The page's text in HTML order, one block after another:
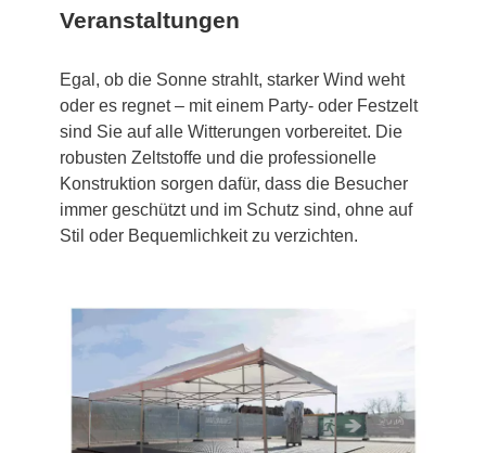
Veranstaltungen
Egal, ob die Sonne strahlt, starker Wind weht
oder es regnet – mit einem Party- oder Festzelt
sind Sie auf alle Witterungen vorbereitet. Die
robusten Zeltstoffe und die professionelle
Konstruktion sorgen dafür, dass die Besucher
immer geschützt und im Schutz sind, ohne auf
Stil oder Bequemlichkeit zu verzichten.